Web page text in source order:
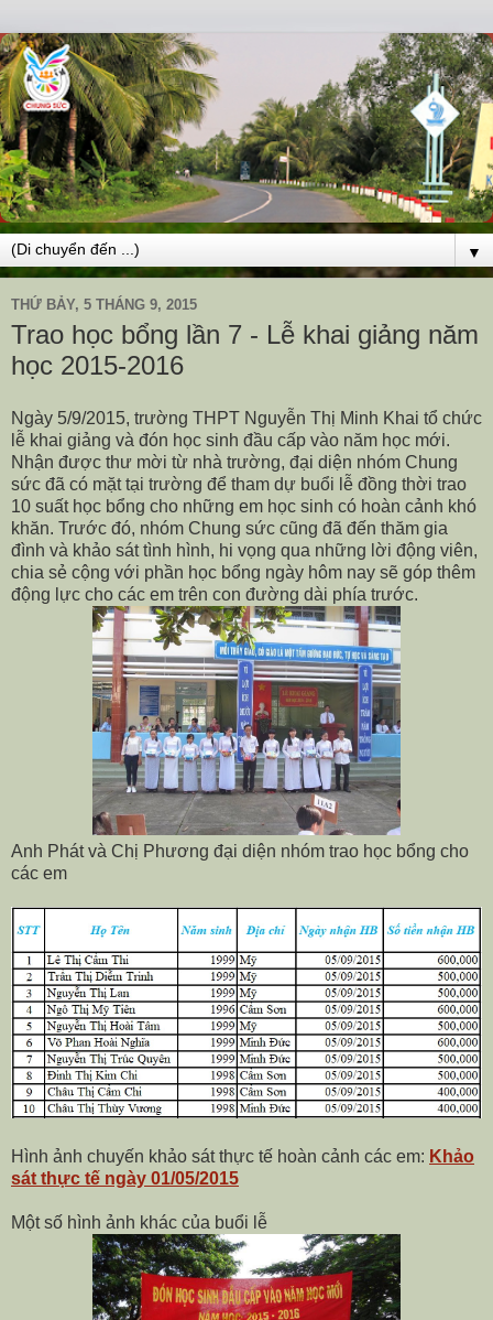
▼
THỨ BẢY, 5 THÁNG 9, 2015
Trao học bổng lần 7 - Lễ khai giảng năm
học 2015-2016
Ngày 5/9/2015, trường THPT Nguyễn Thị Minh Khai tổ chức
lễ khai giảng và đón học sinh đầu cấp vào năm học mới.
Nhận được thư mời từ nhà trường, đại diện nhóm Chung
sức đã có mặt tại trường để tham dự buổi lễ đồng thời trao
10 suất học bổng cho những em học sinh có hoàn cảnh khó
khăn. Trước đó, nhóm Chung sức cũng đã đến thăm gia
đình và khảo sát tình hình, hi vọng qua những lời động viên,
chia sẻ cộng với phần học bổng ngày hôm nay sẽ góp thêm
động lực cho các em trên con đường dài phía trước.
Anh Phát và Chị Phương đại diện nhóm trao học bổng cho
các em
Hình ảnh chuyến khảo sát thực tế hoàn cảnh các em: Khảo
sát thực tế ngày 01/05/2015
Một số hình ảnh khác của buổi lễ